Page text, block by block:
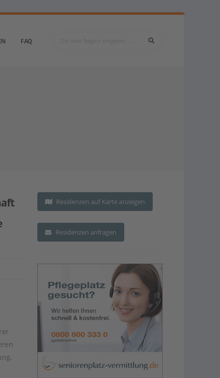
FAQ
Residenzen auf Karte anzeigen
Residenzen anfragen